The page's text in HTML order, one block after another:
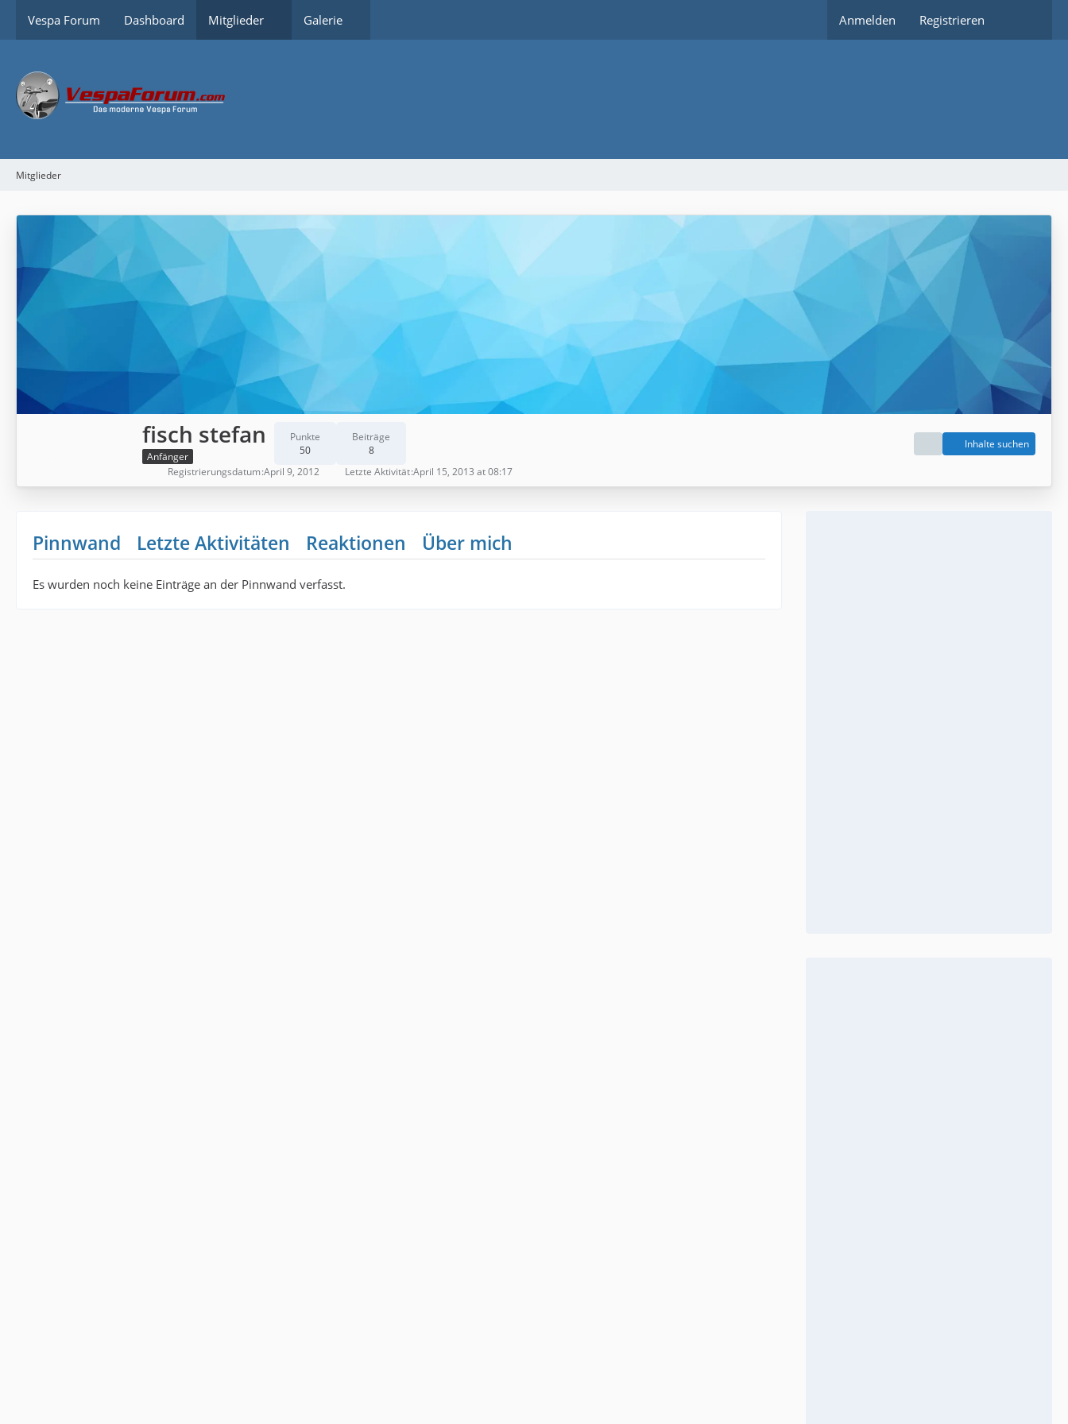
Vespa Forum Dashboard Mitglieder Galerie Anmelden Registrieren
Mitglieder
fisch stefan
Anfänger
Punkte
50
Beiträge
8
Inhalte suchen
Registrierungsdatum April 9, 2012 Letzte Aktivität April 15, 2013 at 08:17
Pinnwand Letzte Aktivitäten Reaktionen Über mich
Es wurden noch keine Einträge an der Pinnwand verfasst.